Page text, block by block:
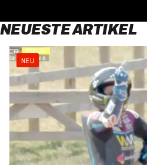
NEUESTE ARTIKEL
NEU